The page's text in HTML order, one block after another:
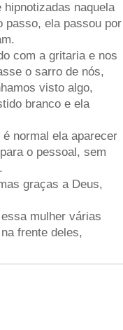
naquela
passo, ela passou por
com a gritaria e nos
o sarro de nós,
visto algo,
branco e ela
normal ela aparecer
o pessoal, sem
graças a Deus,
mulher várias
frente deles,